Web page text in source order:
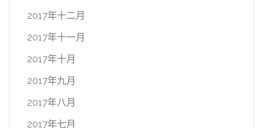
2017年十二月
2017年十一月
2017年十月
2017年九月
2017年八月
2017年七月